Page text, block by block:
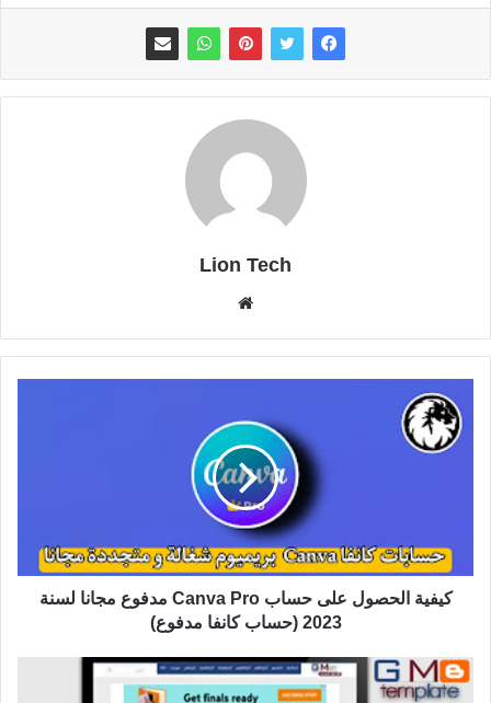
Lion Tech
كيفية الحصول على حساب Canva Pro مدفوع مجانا لسنة
2023 (حساب كانفا مدفوع)